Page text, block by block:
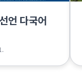
언 다국어